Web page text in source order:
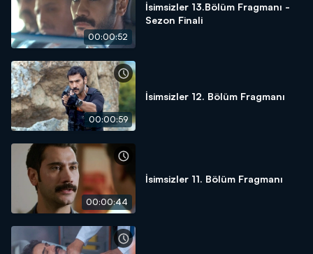
00:00:52
İsimsizler 13.Bölüm Fragmanı -
Sezon Finali
00:00:59
İsimsizler 12. Bölüm Fragmanı
00:00:44
İsimsizler 11. Bölüm Fragmanı